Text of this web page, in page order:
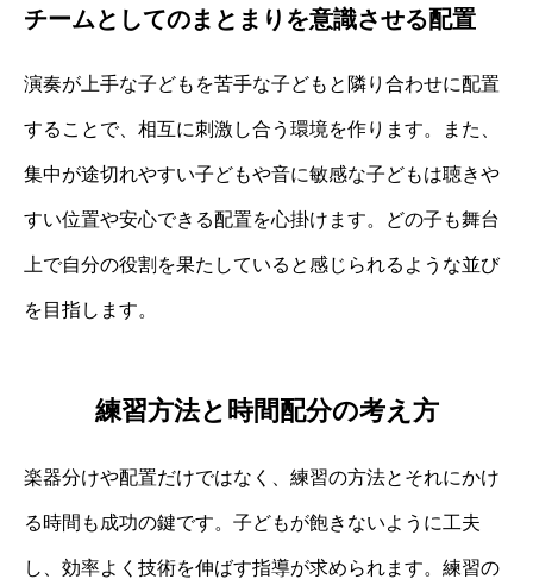
チームとしてのまとまりを意識させる配置
演奏が上手な子どもを苦手な子どもと隣り合わせに配置
することで、相互に刺激し合う環境を作ります。また、
集中が途切れやすい子どもや音に敏感な子どもは聴きや
すい位置や安心できる配置を心掛けます。どの子も舞台
上で自分の役割を果たしていると感じられるような並び
を目指します。
練習方法と時間配分の考え方
楽器分けや配置だけではなく、練習の方法とそれにかけ
る時間も成功の鍵です。子どもが飽きないように工夫
し、効率よく技術を伸ばす指導が求められます。練習の